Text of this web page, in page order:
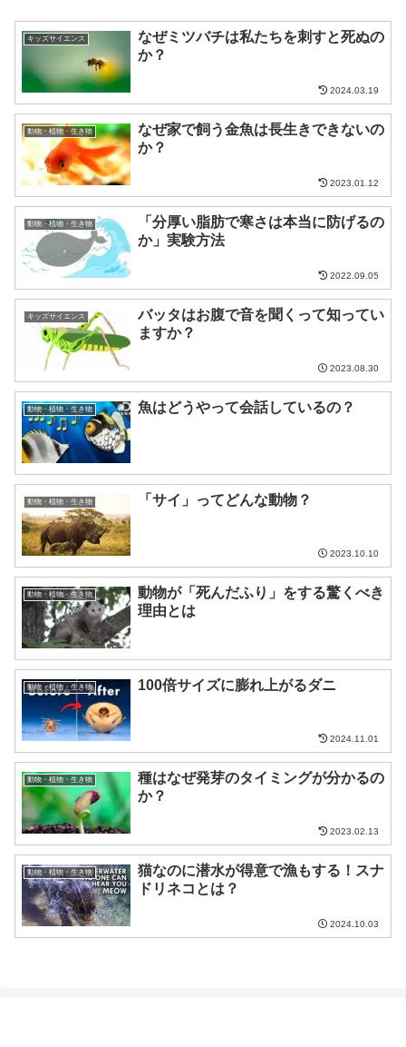
キッズサイエンス
なぜミツバチは私たちを刺すと死ぬの
か？
2024.03.19
動物・植物・生き物
なぜ家で飼う金魚は長生きできないの
か？
2023.01.12
動物・植物・生き物
「分厚い脂肪で寒さは本当に防げるの
か」実験方法
2022.09.05
キッズサイエンス
バッタはお腹で音を聞くって知ってい
ますか？
2023.08.30
動物・植物・生き物 魚はどうやって会話しているの？
動物・植物・生き物 「サイ」ってどんな動物？
2023.10.10
動物・植物・生き物
動物が「死んだふり」をする驚くべき
理由とは
動物・植物・生き物 100倍サイズに膨れ上がるダニ
2024.11.01
動物・植物・生き物
種はなぜ発芽のタイミングが分かるの
か？
2023.02.13
動物・植物・生き物
猫なのに潜水が得意で漁もする！スナ
ドリネコとは？
2024.10.03